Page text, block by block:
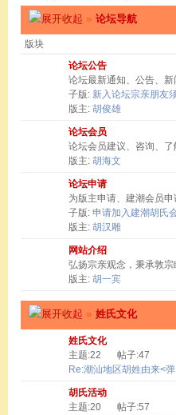
» 论坛导航
版块
论坛公告
论坛最新通知、公告、新
子版: 新入论坛宗亲朋友
版主: 胡俊雄
论坛会员
论坛会员建议、咨询、了
版主: 胡海文
论坛申请
为版主申请、建潮会员申
子版: 申请加入建潮胡氏
版主: 胡汉雕
网站介绍
弘扬宗亲观念，秉承敦宗
版主: 胡一宾
» 姓氏文化
姓氏文化
主题:22
帖子:47
Re:潮汕地区胡姓由来<
胡氏活动
主题:20
帖子:57